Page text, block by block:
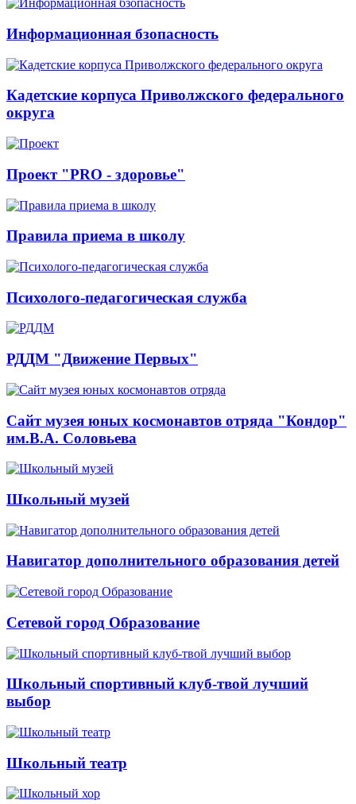
Информационная бзопасность
Кадетские корпуса Приволжского федерального
округа
Проект "PRO - здоровье"
Правила приема в школу
Психолого-педагогическая служба
РДДМ "Движение Первых"
Сайт музея юных космонавтов отряда "Кондор"
им.В.А. Соловьева
Школьный музей
Навигатор дополнительного образования детей
Сетевой город Образование
Школьный спортивный клуб-твой лучший
выбор
Школьный театр